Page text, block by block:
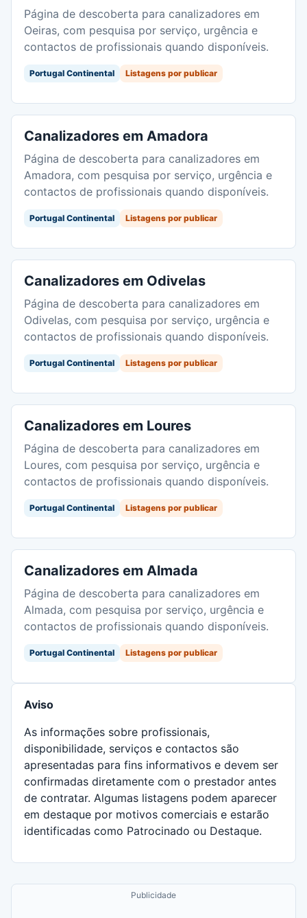
Página de descoberta para canalizadores em
Oeiras, com pesquisa por serviço, urgência e
contactos de profissionais quando disponíveis.
Portugal Continental Listagens por publicar
Canalizadores em Amadora
Página de descoberta para canalizadores em
Amadora, com pesquisa por serviço, urgência e
contactos de profissionais quando disponíveis.
Portugal Continental Listagens por publicar
Canalizadores em Odivelas
Página de descoberta para canalizadores em
Odivelas, com pesquisa por serviço, urgência e
contactos de profissionais quando disponíveis.
Portugal Continental Listagens por publicar
Canalizadores em Loures
Página de descoberta para canalizadores em
Loures, com pesquisa por serviço, urgência e
contactos de profissionais quando disponíveis.
Portugal Continental Listagens por publicar
Canalizadores em Almada
Página de descoberta para canalizadores em
Almada, com pesquisa por serviço, urgência e
contactos de profissionais quando disponíveis.
Portugal Continental Listagens por publicar
Aviso
As informações sobre profissionais,
disponibilidade, serviços e contactos são
apresentadas para fins informativos e devem ser
confirmadas diretamente com o prestador antes
de contratar. Algumas listagens podem aparecer
em destaque por motivos comerciais e estarão
identificadas como Patrocinado ou Destaque.
Publicidade